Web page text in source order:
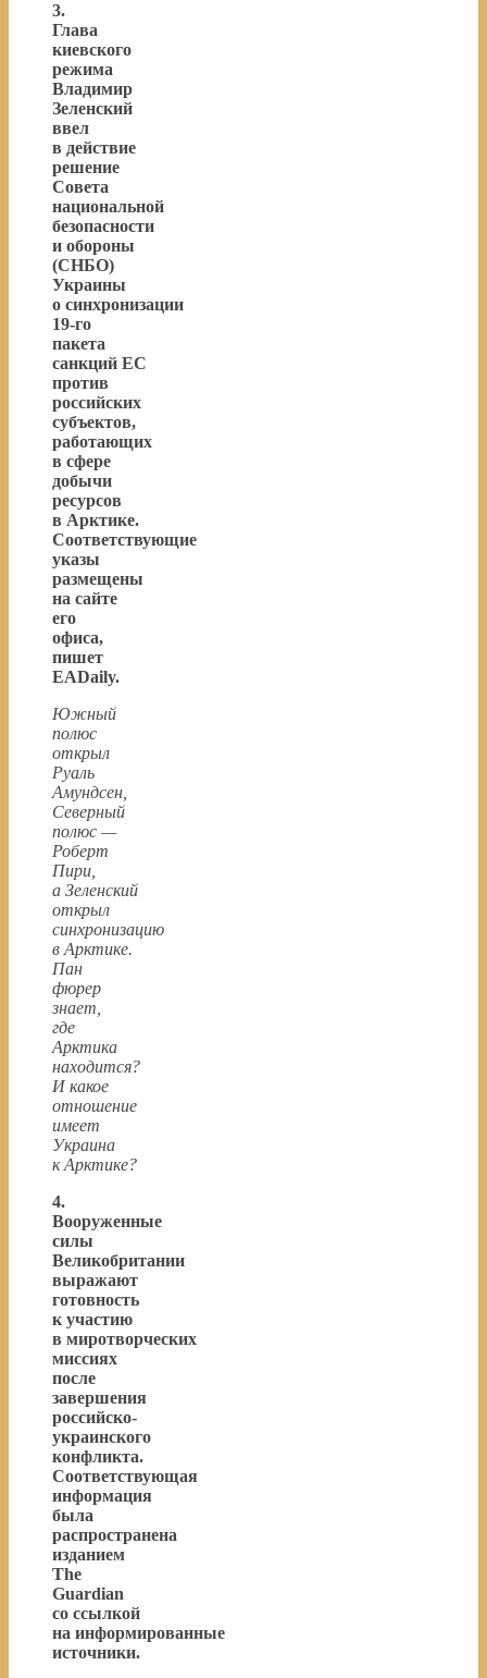
3.
Глава
киевского
режима
Владимир
Зеленский
ввел
в действие
решение
Совета
национальной
безопасности
и обороны
(СНБО)
Украины
о синхронизации
19-го
пакета
санкций ЕС
против
российских
субъектов,
работающих
в сфере
добычи
ресурсов
в Арктике.
Соответствующие
указы
размещены
на сайте
его
офиса,
пишет
EADaily.
Южный
полюс
открыл
Руаль
Амундсен,
Северный
полюс —
Роберт
Пири,
а Зеленский
открыл
синхронизацию
в Арктике.
Пан
фюрер
знает,
где
Арктика
находится?
И какое
отношение
имеет
Украина
к Арктике?
4.
Вооруженные
силы
Великобритании
выражают
готовность
к участию
в миротворческих
миссиях
после
завершения
российско-
украинского
конфликта.
Соответствующая
информация
была
распространена
изданием
The
Guardian
со ссылкой
на информированные
источники.